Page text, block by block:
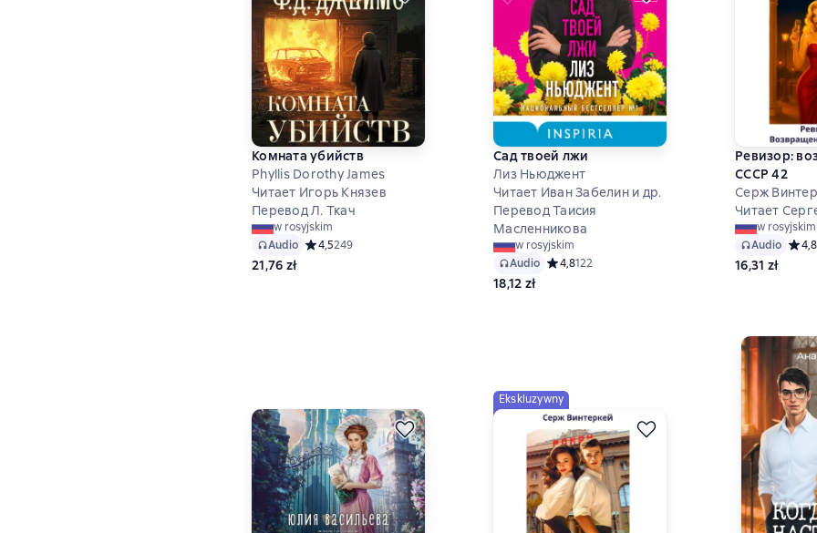
Комната убийств
Phyllis Dorothy James
Читает Игорь Князев
Перевод Л. Ткач
w rosyjskim
Audio Средний рейтинг 4,5 на основе 249 оценок
4,5249
21,76 zł
Сад твоей лжи
Лиз Ньюджент
Читает Иван Забелин и др.
Перевод Таисия
Масленникова
w rosyjskim
Audio Средний рейтинг 4,8 на основе 122 оценок
4,8122
18,12 zł
Ревизор:
СССР 42
Серж
Читает
w rosyjskim
Audio
4,8
16,31 zł
Ekskluzywny